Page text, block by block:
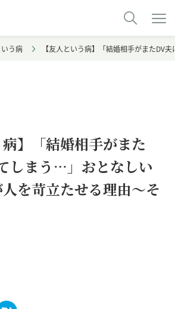
う病 【友人という病】「結婚相手がまたDV
病】「結婚相手がまた
しまう…」おとなしい
を苛立たせる理由～そ